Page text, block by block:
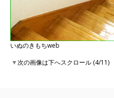
いぬのきもちweb
▼次の画像は下へスクロール (4/11)